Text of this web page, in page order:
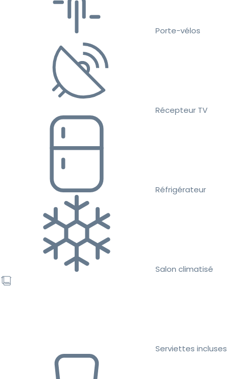
Porte-vélos
Récepteur TV
Réfrigérateur
Salon climatisé
Serviettes incluses